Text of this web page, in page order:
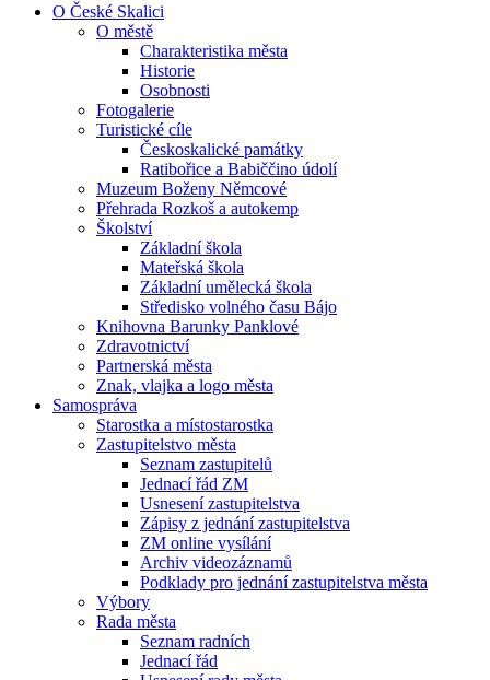
O České Skalici
O městě
Charakteristika města
Historie
Osobnosti
Fotogalerie
Turistické cíle
Českoskalické památky
Ratibořice a Babiččino údolí
Muzeum Boženy Němcové
Přehrada Rozkoš a autokemp
Školství
Základní škola
Mateřská škola
Základní umělecká škola
Středisko volného času Bájo
Knihovna Barunky Panklové
Zdravotnictví
Partnerská města
Znak, vlajka a logo města
Samospráva
Starostka a místostarostka
Zastupitelstvo města
Seznam zastupitelů
Jednací řád ZM
Usnesení zastupitelstva
Zápisy z jednání zastupitelstva
ZM online vysílání
Archiv videozáznamů
Podklady pro jednání zastupitelstva města
Výbory
Rada města
Seznam radních
Jednací řád